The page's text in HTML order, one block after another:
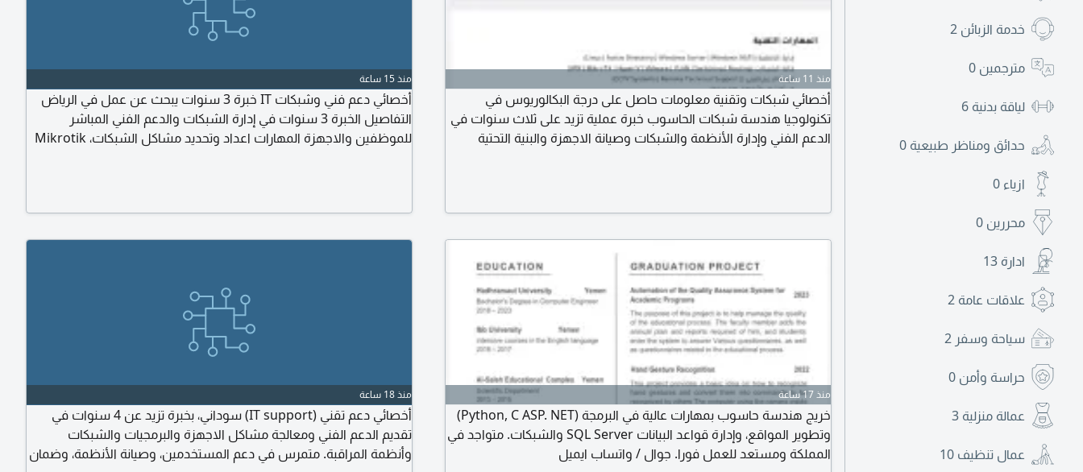
خدمة الزبائن 2
مترجمين 0
لياقة بدنية 6
حدائق ومناظر طبيعية 0
ازياء 0
محررين 0
ادارة 13
علاقات عامة 2
سياحة وسفر 2
حراسة وأمن 0
عمالة منزلية 3
عمال تنظيف 10
منذ 11 ساعة
أخصائي شبكات وتقنية معلومات حاصل على درجة البكالوريوس في
تكنولوجيا هندسة شبكات الحاسوب خبرة عملية تزيد على ثلاث سنوات في
الدعم الفني وإدارة الأنظمة والشبكات وصيانة الاجهزة والبنية التحتية
خبراتي ومهارات
منذ 15 ساعة
أخصائي دعم فني وشبكات IT خبرة 3 سنوات يبحث عن عمل في الرياض
التفاصيل الخبرة 3 سنوات في إدارة الشبكات والدعم الفني المباشر
للموظفين والاجهزة المهارات اعداد وتحديد مشاكل الشبكات، Mikrotik
منذ 17 ساعة
خريج هندسة حاسوب بمهارات عالية في البرمجة (Python, C ASP. NET)
وتطوير المواقع، وإدارة قواعد البيانات SQL Server والشبكات. متواجد في
المملكة ومستعد للعمل فورا. جوال / واتساب ايميل
منذ 18 ساعة
أخصائي دعم تقني (IT support) سوداني، بخبرة تزيد عن 4 سنوات في
تقديم الدعم الفني ومعالجة مشاكل الاجهزة والبرمجيات والشبكات
وأنظمة المراقبة. متمرس في دعم المستخدمين، وصيانة الأنظمة، وضمان